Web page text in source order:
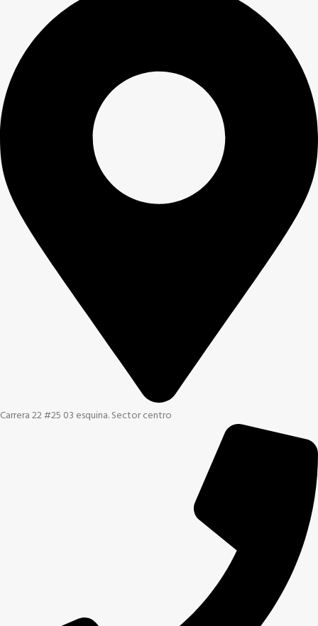
Carrera 22 #25 03 esquina. Sector centro